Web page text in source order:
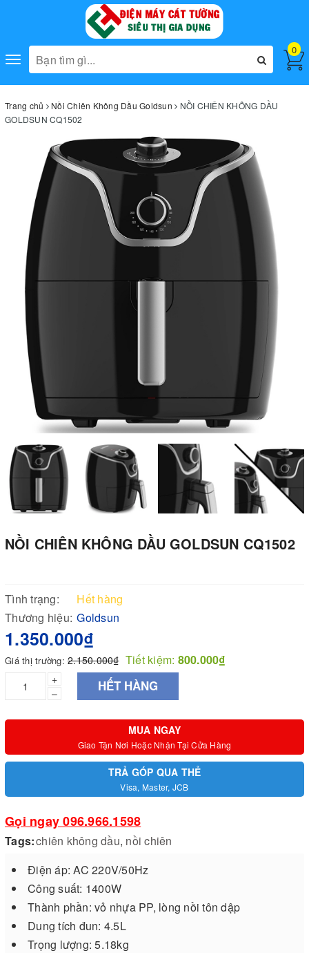
Toggle
navigation
0
Trang chủ Nồi Chiên Không Dầu Goldsun
NỒI CHIÊN KHÔNG DẦU
GOLDSUN CQ1502
NỒI CHIÊN KHÔNG DẦU GOLDSUN CQ1502
Tình trạng:
Hết hàng
Thương hiệu: Goldsun
1.350.000₫
Giá thị trường: 2.150.000₫ Tiết kiệm: 800.000₫
+
–
HẾT HÀNG
MUA NGAY
Giao Tận Nơi Hoặc Nhận Tại Cửa Hàng
TRẢ GÓP QUA THẺ
Visa, Master, JCB
Gọi ngay 096.966.1598
Tags:chiên không dầu, nồi chiên
Điện áp: AC 220V/50Hz
Công suất: 1400W
Thành phần: vỏ nhựa PP, lòng nồi tôn dập
Dung tích đun: 4.5L
Trọng lượng: 5.18kg